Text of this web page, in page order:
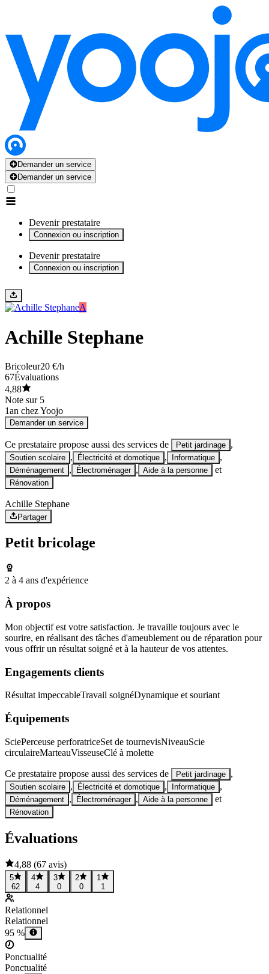
Demander un service
Demander un service
Devenir prestataire
Connexion ou inscription
Devenir prestataire
Connexion ou inscription
A
Achille Stephane
Bricoleur20 €/h
67Évaluations
4,88
Note sur 5
1an chez Yoojo
Demander un service
Ce prestataire propose aussi des services de Petit jardinage ,
Soutien scolaire , Électricité et domotique , Informatique ,
Déménagement , Électroménager , Aide à la personne et
Rénovation
Achille Stephane
Partager
Petit bricolage
2 à 4 ans d'expérience
À propos
Mon objectif est votre satisfaction. Je travaille toujours avec le
sourire, en réalisant des tâches d'ameublement ou de réparation pour
vous offrir un résultat soigné et à la hauteur de vos attentes.
Engagements clients
Résultat impeccableTravail soignéDynamique et souriant
Équipements
SciePerceuse perforatriceSet de tournevisNiveauScie
circulaireMarteauVisseuseClé à molette
Ce prestataire propose aussi des services de Petit jardinage ,
Soutien scolaire , Électricité et domotique , Informatique ,
Déménagement , Électroménager , Aide à la personne et
Rénovation
Évaluations
4,88 (67 avis)
5
62
4
4
3
0
2
0
1
1
Relationnel
Relationnel
95 %
Ponctualité
Ponctualité